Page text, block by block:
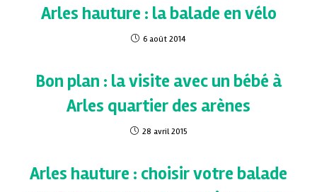
Arles hauture : la balade en vélo
6 août 2014
Bon plan : la visite avec un bébé à
Arles quartier des arènes
28 avril 2015
Arles hauture : choisir votre balade